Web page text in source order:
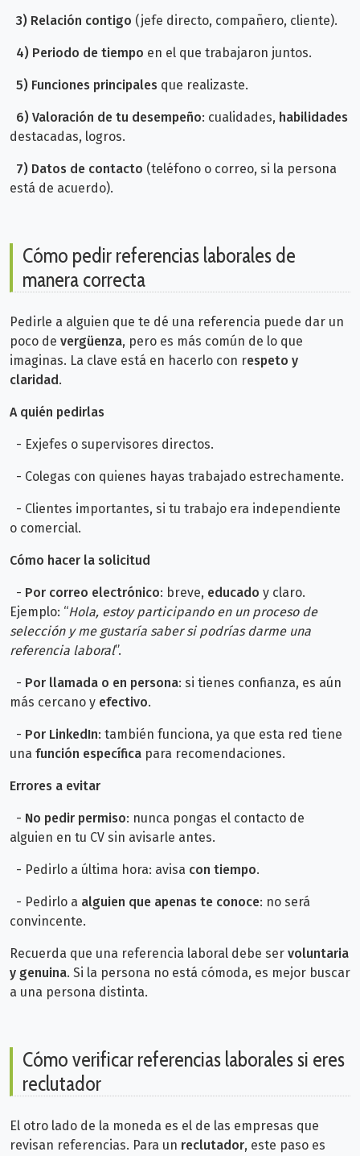
3) Relación contigo (jefe directo, compañero, cliente).
4) Periodo de tiempo en el que trabajaron juntos.
5) Funciones principales que realizaste.
6) Valoración de tu desempeño: cualidades, habilidades
destacadas, logros.
7) Datos de contacto (teléfono o correo, si la persona
está de acuerdo).
Cómo pedir referencias laborales de
manera correcta
Pedirle a alguien que te dé una referencia puede dar un
poco de vergüenza, pero es más común de lo que
imaginas. La clave está en hacerlo con respeto y
claridad.
A quién pedirlas
- Exjefes o supervisores directos.
- Colegas con quienes hayas trabajado estrechamente.
- Clientes importantes, si tu trabajo era independiente
o comercial.
Cómo hacer la solicitud
- Por correo electrónico: breve, educado y claro.
Ejemplo: “Hola, estoy participando en un proceso de
selección y me gustaría saber si podrías darme una
referencia laboral”.
- Por llamada o en persona: si tienes confianza, es aún
más cercano y efectivo.
- Por LinkedIn: también funciona, ya que esta red tiene
una función específica para recomendaciones.
Errores a evitar
- No pedir permiso: nunca pongas el contacto de
alguien en tu CV sin avisarle antes.
- Pedirlo a última hora: avisa con tiempo.
- Pedirlo a alguien que apenas te conoce: no será
convincente.
Recuerda que una referencia laboral debe ser voluntaria
y genuina. Si la persona no está cómoda, es mejor buscar
a una persona distinta.
Cómo verificar referencias laborales si eres
reclutador
El otro lado de la moneda es el de las empresas que
revisan referencias. Para un reclutador, este paso es